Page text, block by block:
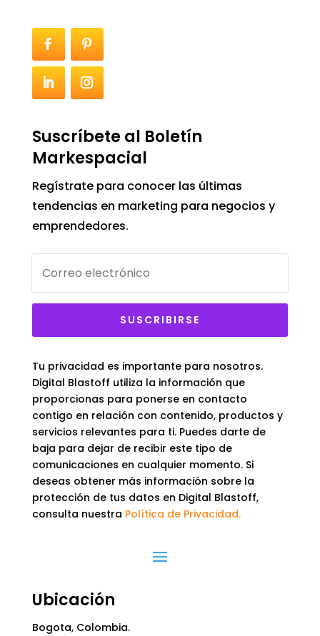
Suscríbete al Boletín
Markespacial
Regístrate para conocer las últimas
tendencias en marketing para negocios y
emprendedores.
SUSCRIBIRSE
Tu privacidad es importante para nosotros.
Digital Blastoff utiliza la información que
proporcionas para ponerse en contacto
contigo en relación con contenido, productos y
servicios relevantes para ti. Puedes darte de
baja para dejar de recibir este tipo de
comunicaciones en cualquier momento. Si
deseas obtener más información sobre la
protección de tus datos en Digital Blastoff,
consulta nuestra Política de Privacidad.
Ubicación
Bogota, Colombia.